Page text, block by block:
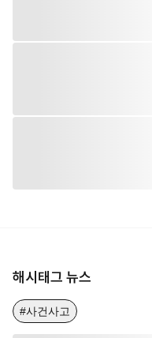
해시태그 뉴스
#사건사고